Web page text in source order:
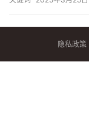
隐私政策